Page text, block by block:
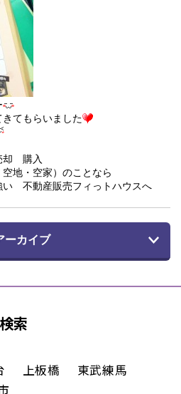
てもらいました
却 購入
空地・空家）のことなら
い 不動産販売フィっトハウスへ
ーカイブ
索
上板橋
東武練馬